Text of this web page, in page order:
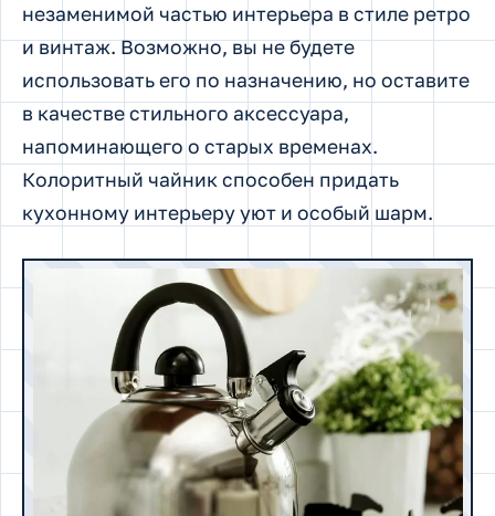
незаменимой частью интерьера в стиле ретро
и винтаж. Возможно, вы не будете
использовать его по назначению, но оставите
в качестве стильного аксессуара,
напоминающего о старых временах.
Колоритный чайник способен придать
кухонному интерьеру уют и особый шарм.